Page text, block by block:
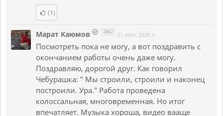
Антитезис (Настоящее): Второй куплет — это жесткое
падение в реальность. Образы смерти, страха и маски
создают картину глубочайшей деградации.
Синтез (Преодоление): Припев (рефрен) и финальный
куплет выполняют роль катарсиса и императива. Это не
просто констатация факта, а активный призыв к
действию, попытка разорвать порочный круг.
Интересно смещение фокуса повествования: текст
(1)
Марат Каюмов 2062 21 июл. 2026 г.
Посмотреть пока не могу, а вот поздравить с
окончанием работы очень даже могу.
Поздравляю, дорогой друг. Как говорил
Чебурашка: " Мы строили, строили и наконец
построили. Ура." Работа проведена
колоссальная, многовременная. Но итог
впечатляет. Музыка хороша, видео вааще